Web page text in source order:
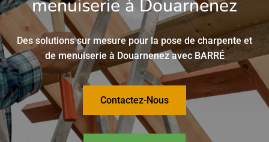
menuiserie à Douarnenez
Des solutions sur mesure pour la pose de charpente et
de menuiserie à Douarnenez avec BARRÉ
Contactez-Nous